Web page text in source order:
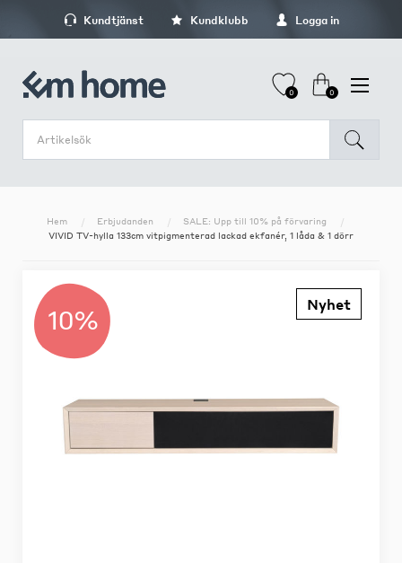
Kundtjänst Kundklubb Logga in
0 0
Hem Erbjudanden
SALE: Upp till 10% på förvaring
VIVID TV-hylla 133cm vitpigmenterad lackad ekfanér, 1 låda & 1 dörr
10% Nyhet